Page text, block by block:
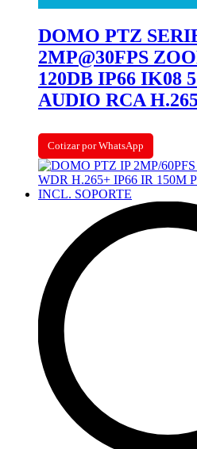
DOMO PTZ
2MP@30FPS
120DB IP66 IK08
AUDIO RCA
Cotizar por WhatsApp